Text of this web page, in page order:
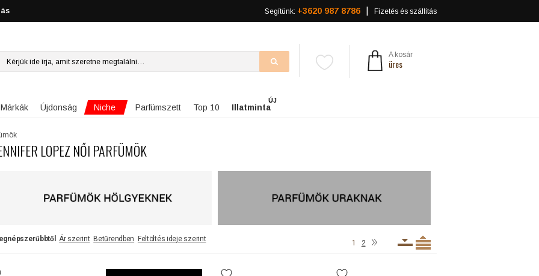
Segítünk: +3620 987 8786 Fizetés és szállítás
A kosár
üres
Márkák Újdonság Niche Parfümszett Top 10 Illatminta
ÚJ
LOPEZ NŐI PARFÜMÖK
Ár szerint Betűrendben Feltöltés ideje szerint 1 2 »